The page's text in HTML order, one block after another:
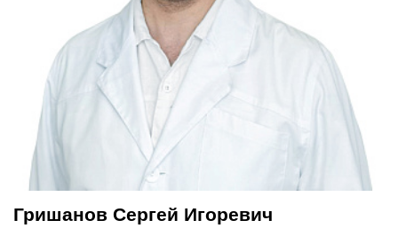
Гришанов Сергей Игоревич